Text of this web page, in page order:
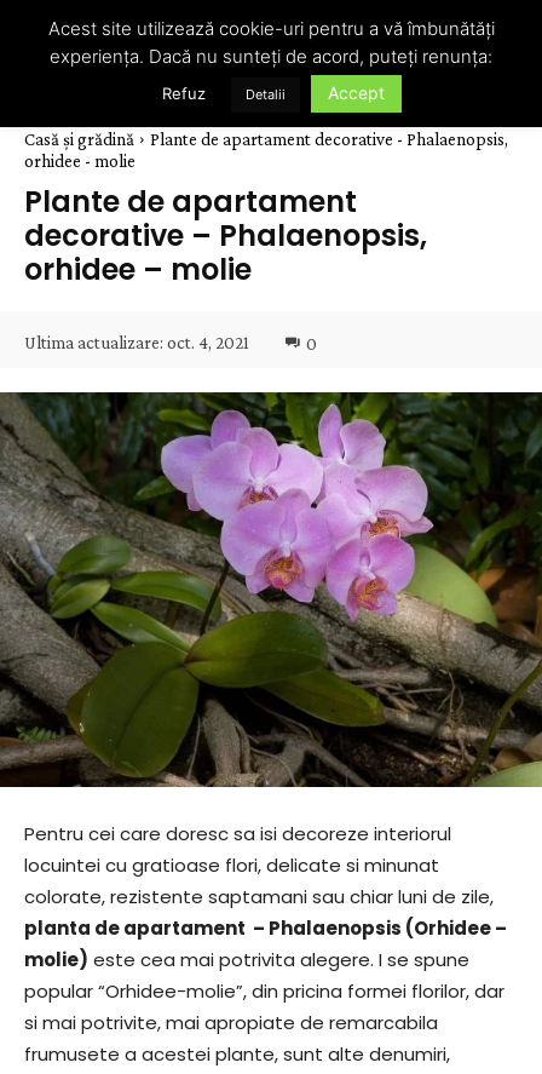
Casă și grădină
Plante de apartament decorative - Phalaenopsis,
orhidee - molie
Plante de apartament
decorative – Phalaenopsis,
orhidee – molie
Ultima actualizare: oct. 4, 2021 0
Pentru cei care doresc sa isi decoreze interiorul
locuintei cu gratioase flori, delicate si minunat
colorate, rezistente saptamani sau chiar luni de zile,
planta de apartament – Phalaenopsis (Orhidee –
molie) este cea mai potrivita alegere. I se spune
popular “Orhidee-molie”, din pricina formei florilor, dar
si mai potrivite, mai apropiate de remarcabila
frumusete a acestei plante, sunt alte denumiri,
Acest site utilizează cookie-uri pentru a vă îmbunătăți
experiența. Dacă nu sunteți de acord, puteți renunța:
Refuz Detalii Accept